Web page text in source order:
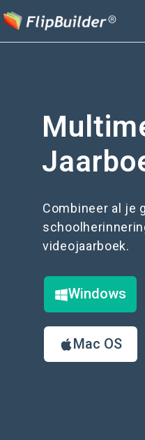
Combineer al je
videojaarboek.
Windows
Mac OS